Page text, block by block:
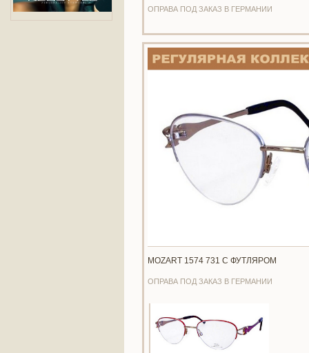
ОПРАВА ПОД ЗАКАЗ В ГЕРМАНИИ
MOZART 1574 731 С ФУТЛЯРОМ
ОПРАВА ПОД ЗАКАЗ В ГЕРМАНИИ